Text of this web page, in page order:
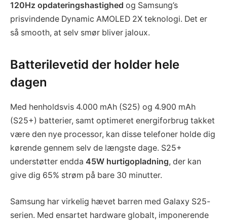
120Hz opdateringshastighed og Samsung’s
prisvindende Dynamic AMOLED 2X teknologi. Det er
så smooth, at selv smør bliver jaloux.
Batterilevetid der holder hele
dagen
Med henholdsvis 4.000 mAh (S25) og 4.900 mAh
(S25+) batterier, samt optimeret energiforbrug takket
være den nye processor, kan disse telefoner holde dig
kørende gennem selv de længste dage. S25+
understøtter endda 45W hurtigopladning, der kan
give dig 65% strøm på bare 30 minutter.
Samsung har virkelig hævet barren med Galaxy S25-
serien. Med ensartet hardware globalt, imponerende